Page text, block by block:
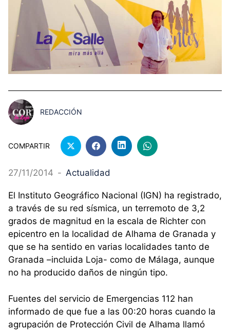
REDACCIÓN
COMPARTIR
27/11/2014 - Actualidad
El Instituto Geográfico Nacional (IGN) ha registrado,
a través de su red sísmica, un terremoto de 3,2
grados de magnitud en la escala de Richter con
epicentro en la localidad de Alhama de Granada y
que se ha sentido en varias localidades tanto de
Granada –incluida Loja- como de Málaga, aunque
no ha producido daños de ningún tipo.
Fuentes del servicio de Emergencias 112 han
informado de que fue a las 00:20 horas cuando la
agrupación de Protección Civil de Alhama llamó